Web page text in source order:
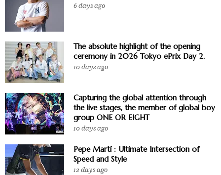
6 days ago
The absolute highlight of the opening
ceremony in 2026 Tokyo ePrix Day 2.
10 days ago
Capturing the global attention through
the live stages, the member of global boy
group ONE OR EIGHT
10 days ago
Pepe Martí : Ultimate Intersection of
Speed and Style
12 days ago